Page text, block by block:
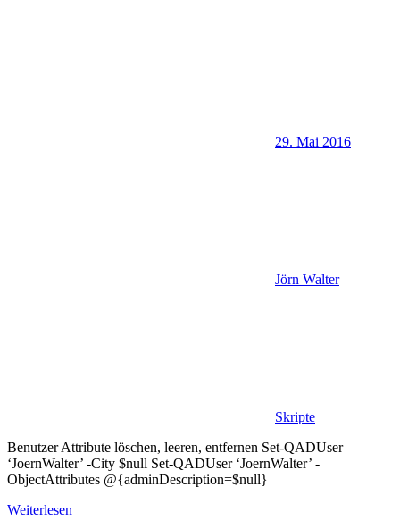
29. Mai 2016
Jörn Walter
Skripte
Benutzer Attribute löschen, leeren, entfernen Set-QADUser
‘JoernWalter’ -City $null Set-QADUser ‘JoernWalter’ -
ObjectAttributes @{adminDescription=$null}
Weiterlesen